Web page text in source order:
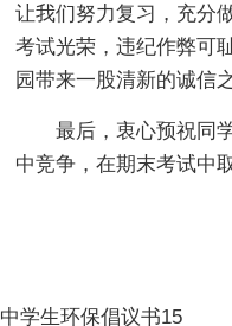
让我们努力复习，充分
考试光荣，违纪作弊可
园带来一股清新的诚信
最后，衷心预祝同
中竞争，在期末考试中
中学生环保倡议书15